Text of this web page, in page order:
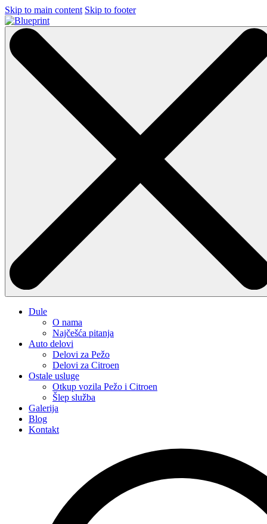
Skip to main content Skip to footer
Dule
O nama
Najčešća pitanja
Auto delovi
Delovi za Pežo
Delovi za Citroen
Ostale usluge
Otkup vozila Pežo i Citroen
Šlep služba
Galerija
Blog
Kontakt